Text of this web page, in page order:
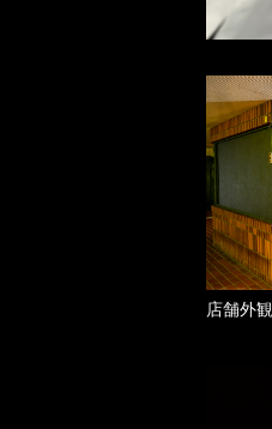
店舗外観